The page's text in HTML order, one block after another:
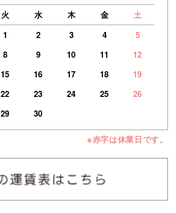
火 水 木 金
土
1
2 3 4
5
8 9 10 11
12
15 16 17 18
19
22 23 24 25
26
29 30
※赤字は休業日です。